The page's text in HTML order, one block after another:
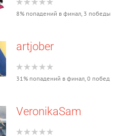
8% попадений в финал, 3 победы
artjober
31% попадений в финал, 0 побед
VeronikaSam